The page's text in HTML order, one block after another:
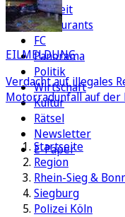
Freizeit
Restaurants
FC
Panorama
Politik
Wirtschaft
Kultur
Rätsel
Newsletter
E-Paper
EILMELDUNG
Verdacht auf illegales
Motorradunfall auf der
Startseite
Region
Rhein-Sieg &
Siegburg
Polizei Köln